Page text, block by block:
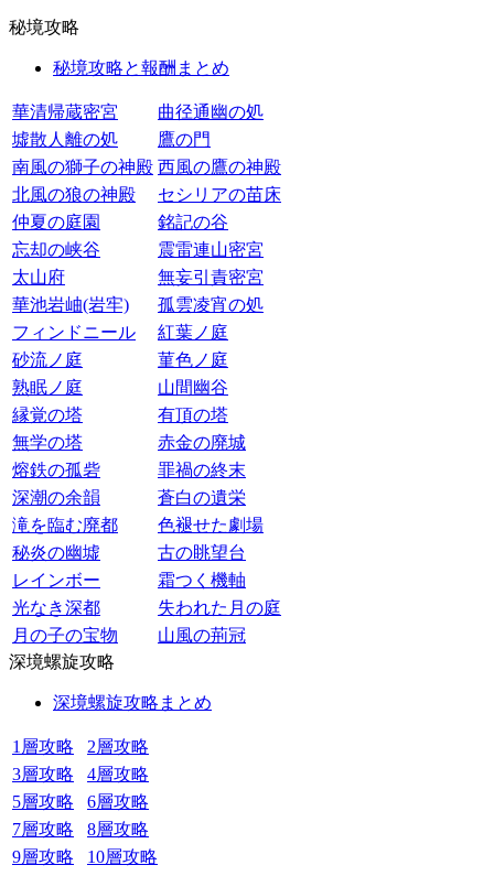
秘境攻略
秘境攻略と報酬まとめ
華清帰蔵密宮
曲径通幽の処
墟散人離の処
鷹の門
南風の獅子の神殿 西風の鷹の神殿
北風の狼の神殿
セシリアの苗床
仲夏の庭園
銘記の谷
忘却の峡谷
震雷連山密宮
太山府
無妄引責密宮
華池岩岫(岩牢)
孤雲凌宵の処
フィンドニール
紅葉ノ庭
砂流ノ庭
菫色ノ庭
熟眠ノ庭
山間幽谷
縁覚の塔
有頂の塔
無学の塔
赤金の廃城
熔鉄の孤砦
罪禍の終末
深潮の余韻
蒼白の遺栄
滝を臨む廃都
色褪せた劇場
秘炎の幽墟
古の眺望台
レインボー
霜つく機軸
光なき深都
失われた月の庭
月の子の宝物
山風の荊冠
深境螺旋攻略
深境螺旋攻略まとめ
1層攻略
2層攻略
3層攻略
4層攻略
5層攻略
6層攻略
7層攻略
8層攻略
9層攻略
10層攻略